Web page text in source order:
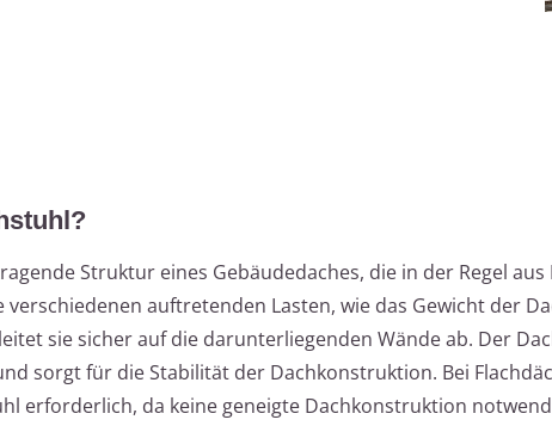
Struktur eines Gebäudedaches, die in der Regel
auftretenden Lasten, wie das Gewicht der
sie sicher auf die darunterliegenden Wände ab. Der
sorgt für die Stabilität der Dachkonstruktion. Bei
erforderlich, da keine geneigte Dachkonstruktion